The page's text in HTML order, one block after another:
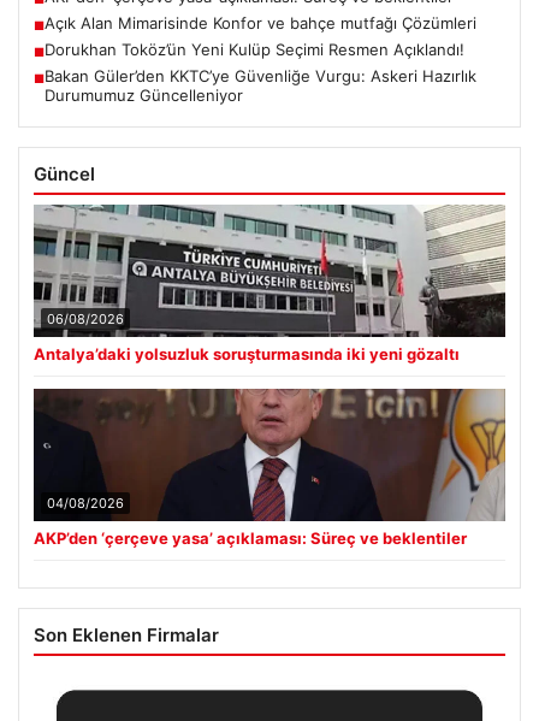
■Açık Alan Mimarisinde Konfor ve bahçe mutfağı Çözümleri
■Dorukhan Toköz’ün Yeni Kulüp Seçimi Resmen Açıklandı!
■Bakan Güler’den KKTC’ye Güvenliğe Vurgu: Askeri Hazırlık
Durumumuz Güncelleniyor
Güncel
06/08/2026
Antalya’daki yolsuzluk soruşturmasında iki yeni gözaltı
04/08/2026
AKP’den ‘çerçeve yasa’ açıklaması: Süreç ve beklentiler
Son Eklenen Firmalar